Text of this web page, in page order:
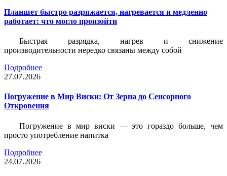
Планшет быстро разряжается, нагревается и медленно
работает: что могло произойти
Быстрая разрядка, нагрев и снижение
производительности нередко связаны между собой
Подробнее
27.07.2026
Погружение в Мир Виски: От Зерна до Сенсорного
Откровения
Погружение в мир виски — это гораздо больше, чем
просто употребление напитка
Подробнее
24.07.2026